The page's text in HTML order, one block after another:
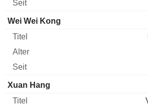
Wei Wei Kong
Xuan Hang